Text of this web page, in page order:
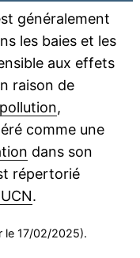
généralement
les baies et les
aux effets
raison de
pollution,
comme une
dans son
répertorié
.
le 17/02/2025).